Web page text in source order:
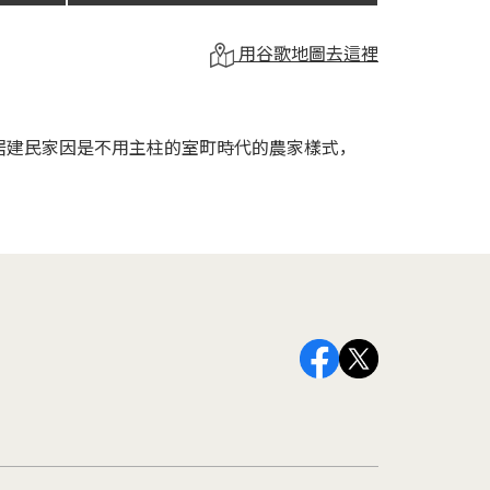
用谷歌地圖去這裡
民家因是不用主柱的室町時代的農家樣式，